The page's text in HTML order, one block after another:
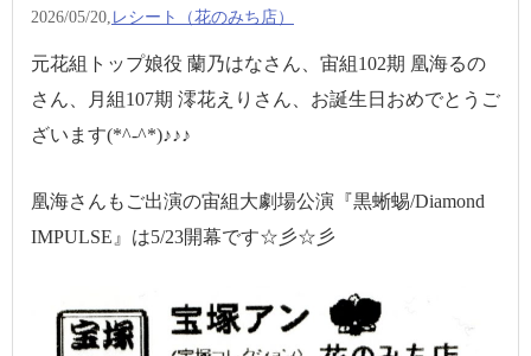
2026/05/20, レシート（花のみち店）
元花組トップ娘役 蘭乃はなさん、宙組102期 凰海るの
さん、月組107期 澪花えりさん、お誕生日おめでとうご
ざいます(*^-^*)♪♪♪
凰海さんもご出演の宙組大劇場公演『黒蜥蜴/Diamond
IMPULSE』は5/23開幕です☆彡☆彡